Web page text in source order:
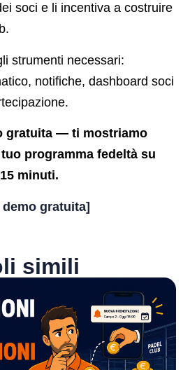
soci e li incentiva a costruire
strumenti necessari:
notifiche, dashboard soci
gratuita — ti mostriamo
programma fedeltà su
minuti.
gratuita]
simili